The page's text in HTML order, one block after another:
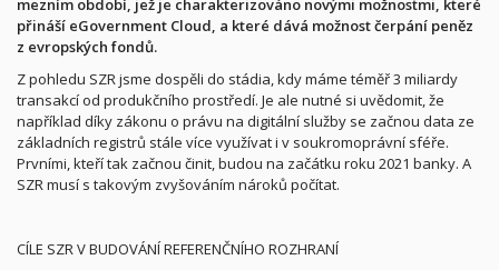
mezním období, jež je charakterizováno novými možnostmi, které
přináší eGovernment Cloud, a které dává možnost čerpání peněz
z evropských fondů.
Z pohledu SZR jsme dospěli do stádia, kdy máme téměř 3 miliardy
transakcí od produkčního prostředí. Je ale nutné si uvědomit, že
například díky zákonu o právu na digitální služby se začnou data ze
základních registrů stále více využívat i v soukromoprávní sféře.
Prvními, kteří tak začnou činit, budou na začátku roku 2021 banky. A
SZR musí s takovým zvyšováním nároků počítat.
CÍLE SZR V BUDOVÁNÍ REFERENČNÍHO ROZHRANÍ